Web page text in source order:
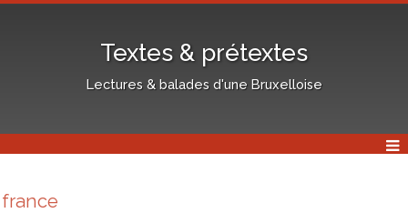
Textes & prétextes
Lectures & balades d'une Bruxelloise
france